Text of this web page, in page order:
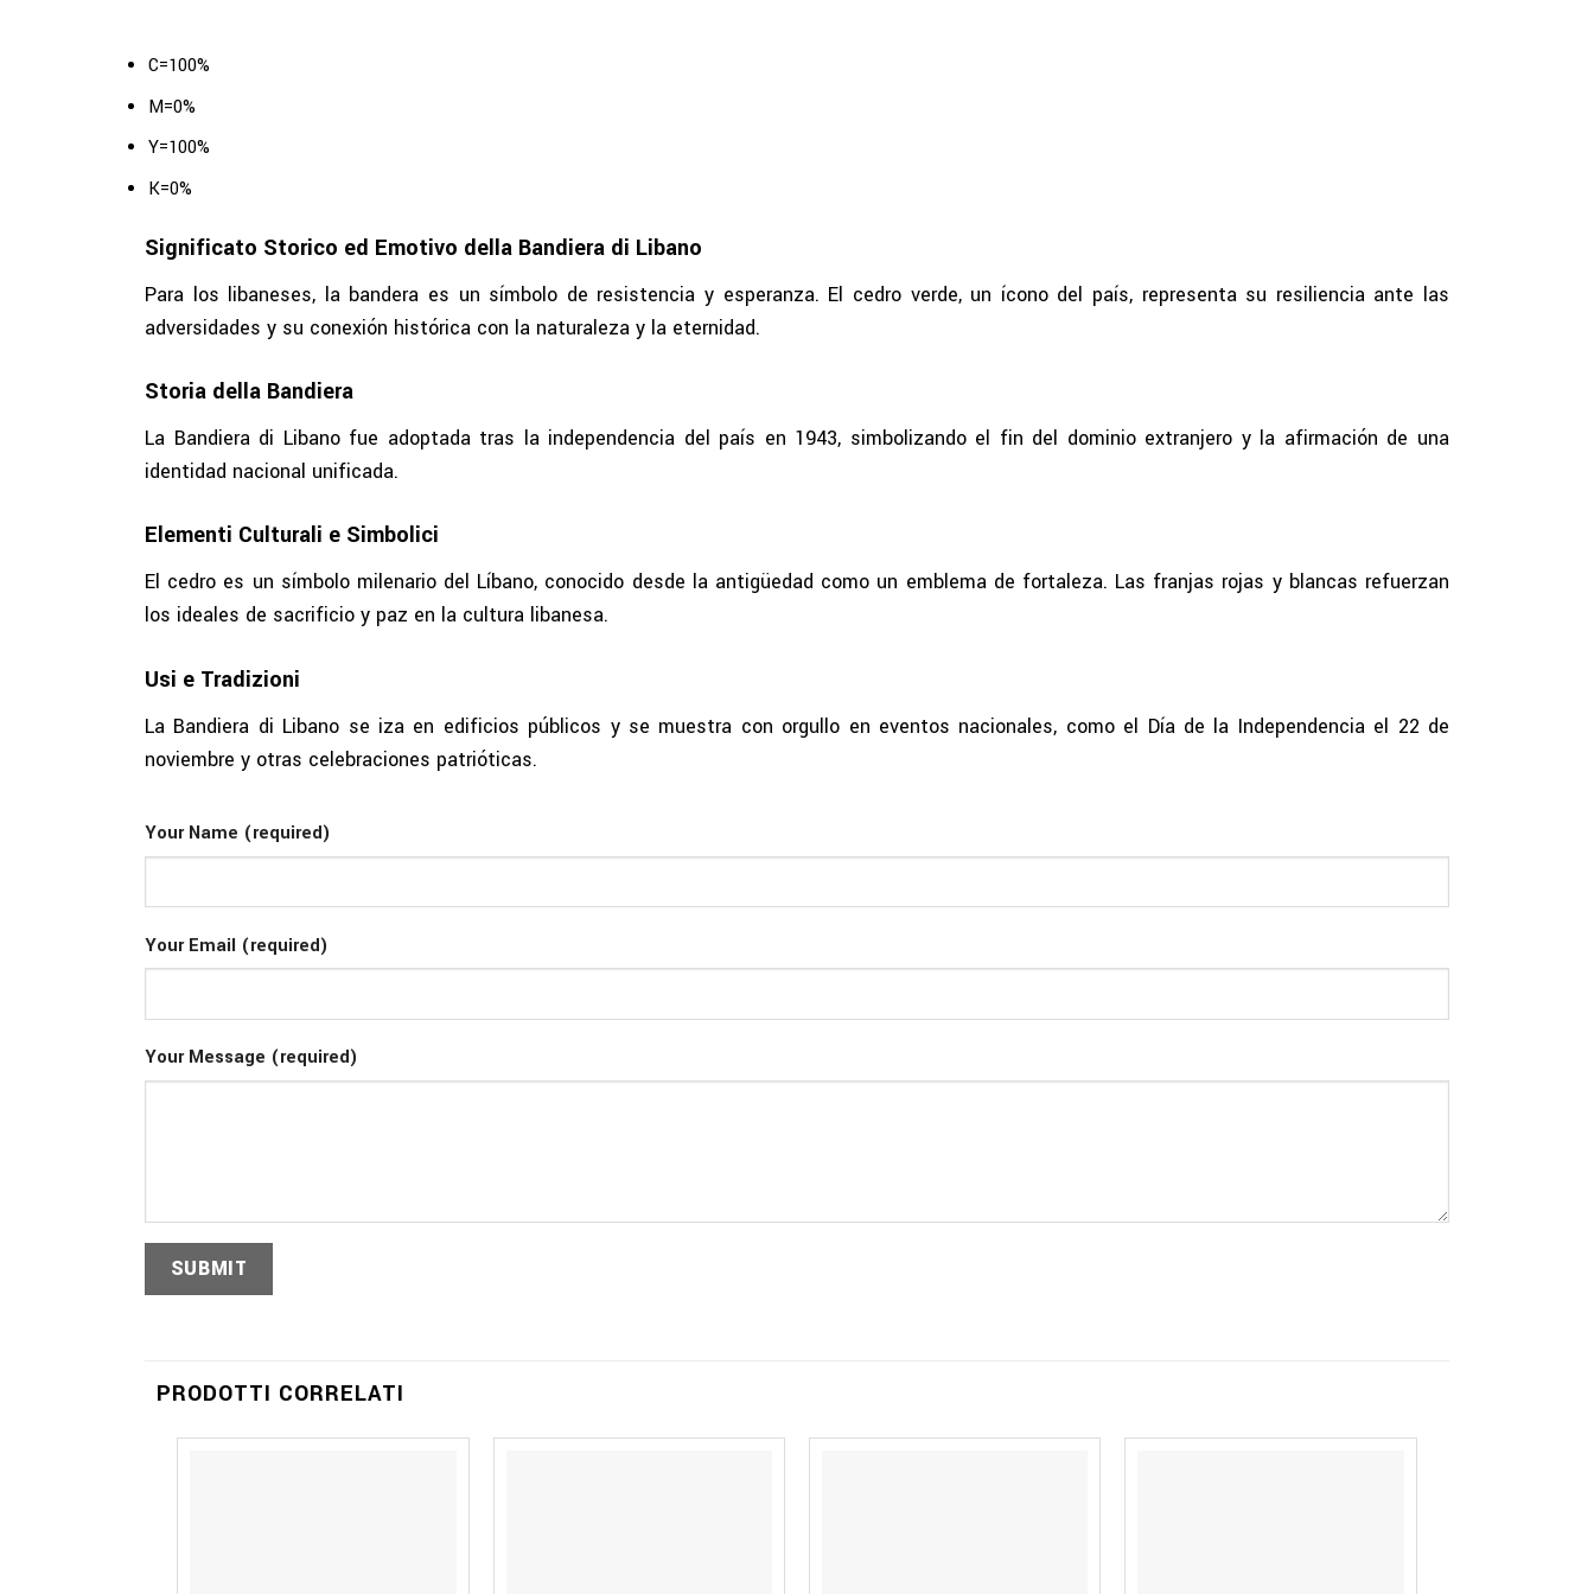
C=100%
M=0%
Y=100%
K=0%
Significato Storico ed Emotivo della Bandiera di Libano
Para los libaneses, la bandera es un símbolo de resistencia y esperanza. El cedro verde, un ícono del país, representa su resiliencia ante las
adversidades y su conexión histórica con la naturaleza y la eternidad.
Storia della Bandiera
La Bandiera di Libano fue adoptada tras la independencia del país en 1943, simbolizando el fin del dominio extranjero y la afirmación de una
identidad nacional unificada.
Elementi Culturali e Simbolici
El cedro es un símbolo milenario del Líbano, conocido desde la antigüedad como un emblema de fortaleza. Las franjas rojas y blancas refuerzan
los ideales de sacrificio y paz en la cultura libanesa.
Usi e Tradizioni
La Bandiera di Libano se iza en edificios públicos y se muestra con orgullo en eventos nacionales, como el Día de la Independencia el 22 de
noviembre y otras celebraciones patrióticas.
Your Name (required)
Your Email (required)
Your Message (required)
PRODOTTI CORRELATI